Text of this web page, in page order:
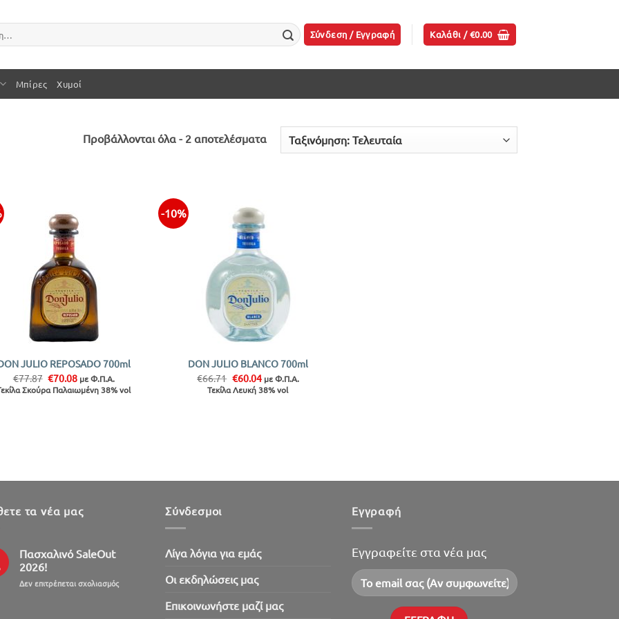
Σύνδεση / Εγγραφή Καλάθι /€0.00
Μπίρες Χυμοί
Προβάλλονται όλα - 2 αποτελέσματαSorted
JULIO REPOSADO 700ml
€77.87 Original
price
was:
€70.08Η
τρέχουσα
τιμή
με Φ.Π.Α.
Σκούρα Παλαιωμένη 38% vol
-10%
DON JULIO BLANCO 700ml
€66.71 Original
price
was:
€60.04Η
τρέχουσα
τιμή
με Φ.Π.Α.
Τεκίλα Λευκή 38% vol
τα νέα μας
Πασχαλινό SaleOut
2026!
Δεν επιτρέπεται σχολιασμόςστο
Σύνδεσμοι
Λίγα λόγια για εμάς
Oι εκδηλώσεις μας
Επικοινωνήστε μαζί μας
Εγγραφή
Εγγραφείτε στα νέα μας